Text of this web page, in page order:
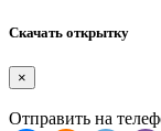
Скачать открытку
×
Отправить на